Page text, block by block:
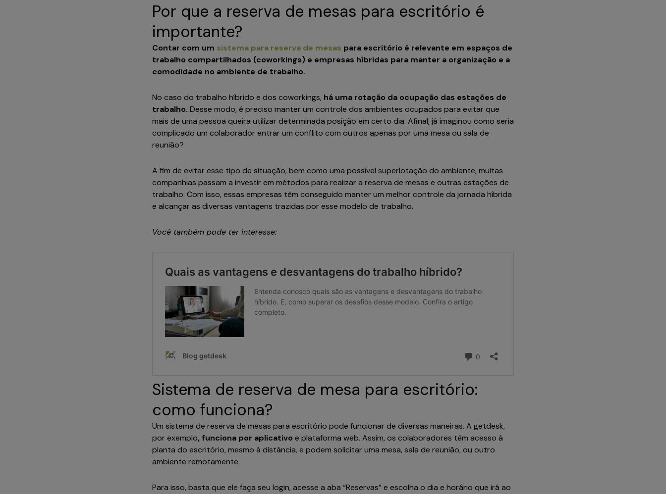
Por que a reserva de mesas para escritório é
importante?
Contar com um sistema para reserva de mesas para escritório é relevante em espaços de
trabalho compartilhados (coworkings) e empresas híbridas para manter a organização e a
comodidade no ambiente de trabalho.
No caso do trabalho híbrido e dos coworkings, há uma rotação da ocupação das estações de
trabalho. Desse modo, é preciso manter um controle dos ambientes ocupados para evitar que
mais de uma pessoa queira utilizar determinada posição em certo dia. Afinal, já imaginou como seria
complicado um colaborador entrar um conflito com outros apenas por uma mesa ou sala de
reunião?
A fim de evitar esse tipo de situação, bem como uma possível superlotação do ambiente, muitas
companhias passam a investir em métodos para realizar a reserva de mesas e outras estações de
trabalho. Com isso, essas empresas têm conseguido manter um melhor controle da jornada híbrida
e alcançar as diversas vantagens trazidas por esse modelo de trabalho.
Você também pode ter interesse:
Sistema de reserva de mesa para escritório:
como funciona?
Um sistema de reserva de mesas para escritório pode funcionar de diversas maneiras. A getdesk,
por exemplo, funciona por aplicativo e plataforma web. Assim, os colaboradores têm acesso à
planta do escritório, mesmo à distância, e podem solicitar uma mesa, sala de reunião, ou outro
ambiente remotamente.
Para isso, basta que ele faça seu login, acesse a aba “Reservas” e escolha o dia e horário que irá ao